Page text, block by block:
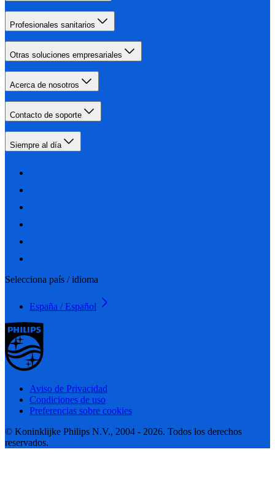
Profesionales sanitarios
Otras soluciones empresariales
Acerca de nosotros
Contacto de soporte
Siempre al día
Selecciona país / idioma
España / Español
Aviso de Privacidad
Condiciones de uso
Preferencias sobre cookies
© Koninklijke Philips N.V., 2004 - 2026. Todos los derechos
reservados.